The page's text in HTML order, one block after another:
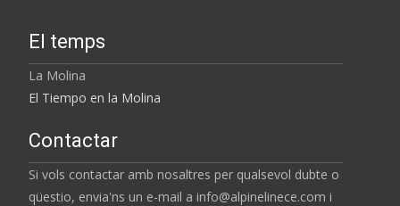
El temps
La Molina
El Tiempo en la Molina
Contactar
Si vols contactar amb nosaltres per qualsevol dubte o
qüestio, envia'ns un e-mail a info@alpinelinece.com i